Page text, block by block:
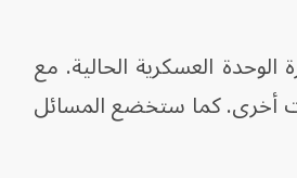
العسكرية الحالية. مع
أخرى. كما ستخضع المسائل